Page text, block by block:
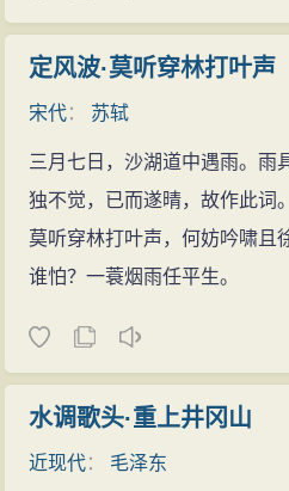
定风波·莫听穿林打叶声
宋代： 苏轼
三月七日，沙湖道中遇雨。雨
独不觉，已而遂晴，故作此词。
莫听穿林打叶声，何妨吟啸且
谁怕？一蓑烟雨任平生。
水调歌头·重上井冈山
近现代： 毛泽东